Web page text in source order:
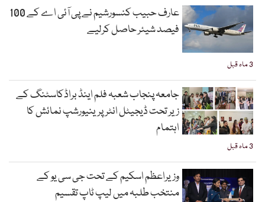
3 ماہ قبل
عارف حبیب کنسورشیم نے پی آئی اے کے 100
فیصد شیئر حاصل کرلیے
3 ماہ قبل
جامعہ پنجاب شعبہ فلم اینڈ براڈکاسٹنگ کے
زیر تحت ڈیجیٹل انٹرپرینیورشپ نمائش کا
اہتمام
وزیراعظم اسکیم کے تحت جی سی یو کے
منتخب طلبہ میں لیپ ٹاپ تقسیم